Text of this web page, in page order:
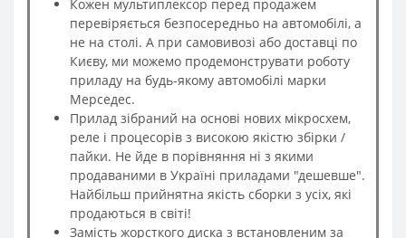
Кожен мультиплексор перед продажем
перевіряється безпосередньо на автомобілі, а
не на столі. А при самовивозі або доставці по
Києву, ми можемо продемонструвати роботу
приладу на будь-якому автомобілі марки
Мерседес.
Прилад зібраний на основі нових мікросхем,
реле і процесорів з високою якістю збірки /
пайки. Не йде в порівняння ні з якими
продаваними в Україні приладами "дешевше".
Найбільш прийнятна якість сборки з усіх, які
продаються в світі!
Замість жорсткого диска з встановленим за